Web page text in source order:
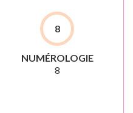
8
NUMÉROLOGIE
8